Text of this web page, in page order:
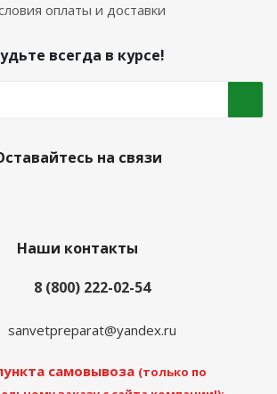
оплаты и доставки
всегда в курсе!
на связи
Наши контакты
8 (800) 222-02-54
sanvetpreparat@yandex.ru
самовывоза (только по